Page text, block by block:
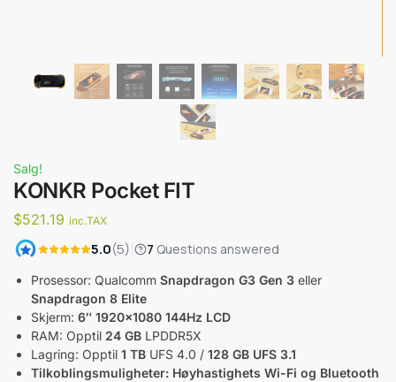
Salg!
KONKR Pocket FIT
$521.19 inc.TAX
Prosessor: Qualcomm Snapdragon G3 Gen 3 eller
Snapdragon 8 Elite
Skjerm: 6″ 1920×1080 144Hz LCD
RAM: Opptil 24 GB LPDDR5X
Lagring: Opptil 1 TB UFS 4.0 / 128 GB UFS 3.1
Tilkoblingsmuligheter: Høyhastighets Wi-Fi og Bluetooth